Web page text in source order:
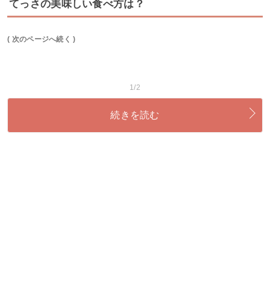
てっさの美味しい食べ方は？
( 次のページへ続く )
1/2
続きを読む